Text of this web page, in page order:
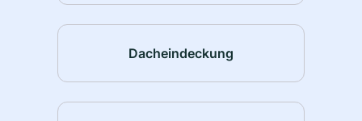
Dacheindeckung